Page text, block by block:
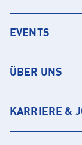
EVENTS
ÜBER UNS
KARRIERE &